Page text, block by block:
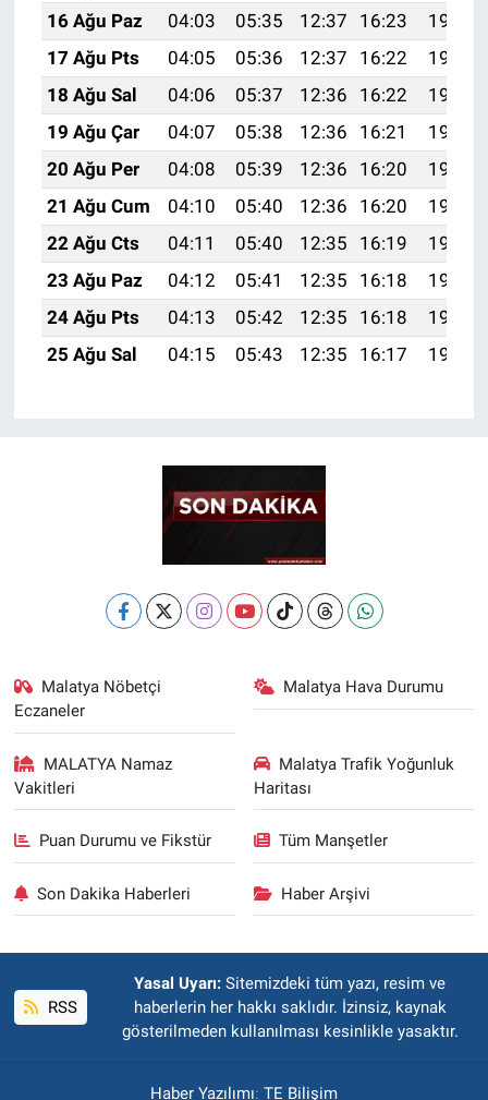
16 Ağu Paz
04:03 05:35 12:37 16:23
19:28
17 Ağu Pts
04:05 05:36 12:37 16:22
19:27
18 Ağu Sal
04:06 05:37 12:36 16:22
19:26
19 Ağu Çar
04:07 05:38 12:36 16:21
19:24
20 Ağu Per
04:08 05:39 12:36 16:20
19:23
21 Ağu Cum
04:10 05:40 12:36 16:20
19:22
22 Ağu Cts
04:11 05:40 12:35 16:19
19:20
23 Ağu Paz
04:12 05:41 12:35 16:18
19:19
24 Ağu Pts
04:13 05:42 12:35 16:18
19:17
25 Ağu Sal
04:15 05:43 12:35 16:17 19:16
Malatya Nöbetçi
Eczaneler
Malatya Hava Durumu
MALATYA Namaz
Vakitleri
Malatya Trafik Yoğunluk
Haritası
Puan Durumu ve Fikstür Tüm Manşetler
Son Dakika Haberleri Haber Arşivi
RSS
Yasal Uyarı: Sitemizdeki tüm yazı, resim ve
haberlerin her hakkı saklıdır. İzinsiz, kaynak
gösterilmeden kullanılması kesinlikle yasaktır.
Haber Yazılımı: TE Bilişim